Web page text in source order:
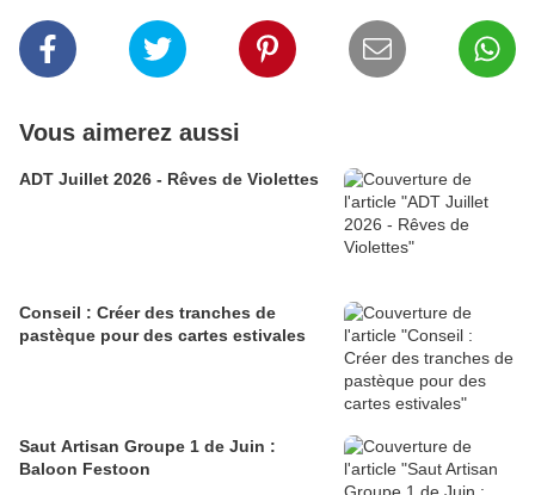
Vous aimerez aussi
ADT Juillet 2026 - Rêves de Violettes
Conseil : Créer des tranches de
pastèque pour des cartes estivales
Saut Artisan Groupe 1 de Juin :
Baloon Festoon